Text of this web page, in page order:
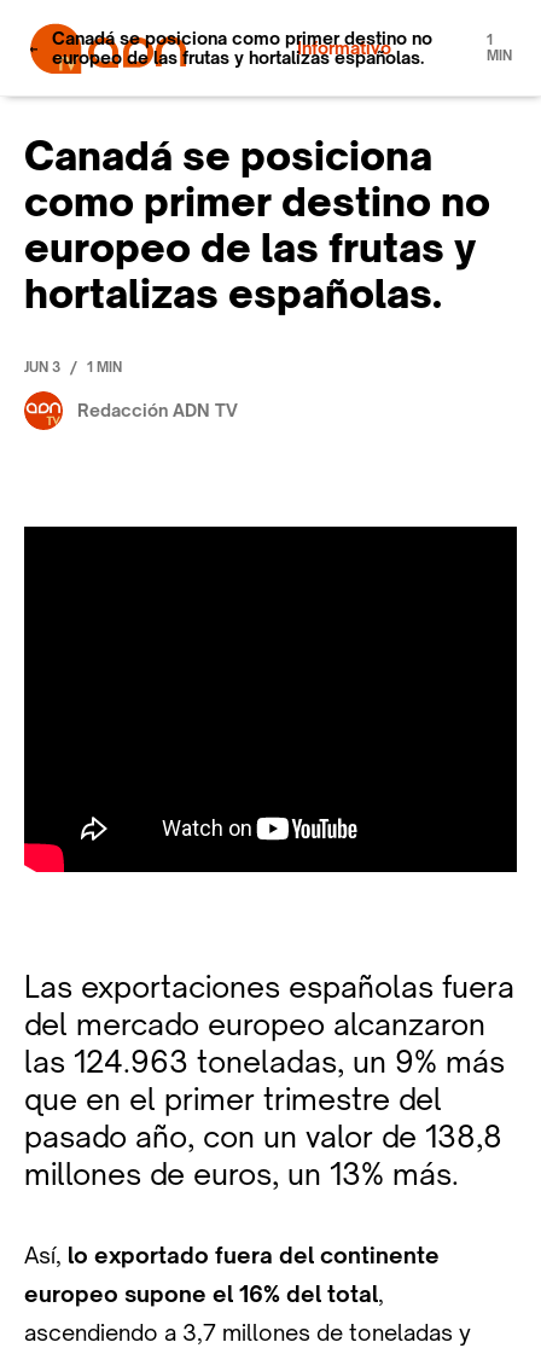
Informativo
Canadá se posiciona como primer destino no
europeo de las frutas y hortalizas españolas.
1
MIN
Canadá se posiciona
como primer destino no
europeo de las frutas y
hortalizas españolas.
JUN 3 / 1 MIN
Redacción ADN TV
Las exportaciones españolas fuera
del mercado europeo alcanzaron
las 124.963 toneladas, un 9% más
que en el primer trimestre del
pasado año, con un valor de 138,8
millones de euros, un 13% más.
Así, lo exportado fuera del continente
europeo supone el 16% del total,
ascendiendo a 3,7 millones de toneladas y